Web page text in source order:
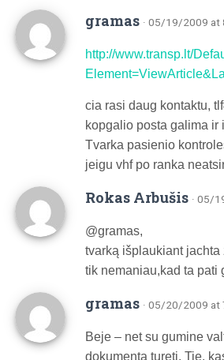
gramas · 05/19/2009 at
http://www.transp.lt/
cia rasi daug kontaktu,
kopgalio posta galima ir
Tvarka pasienio
jeigu vhf po ranka
Rokas Arbušis · 05/
@gramas,
tvarką išplaukiant jachta
tik nemaniau,kad ta pati
gramas · 05/20/2009 at
Beje – net su gumine
dokumenta tureti. Tie,